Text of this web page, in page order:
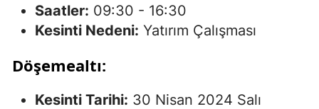
Saatler: 09:30 - 16:30
Kesinti Nedeni: Yatırım Çalışması
Döşemealtı:
Kesinti Tarihi: 30 Nisan 2024 Salı